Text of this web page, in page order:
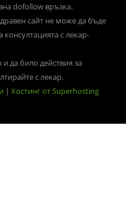
dofollow връзка.
сайт не може да бъде
с лекар-
да било действия за
с лекар.
| Хостинг от Superhosting